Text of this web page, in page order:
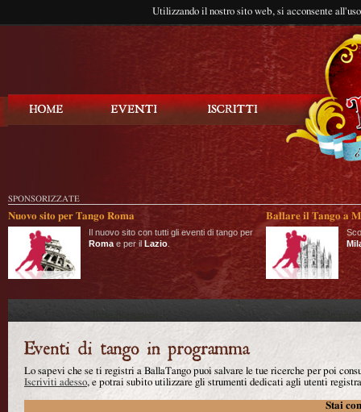
Utilizzando il nostro sito web, si acconsente
SPONSORIZZATE
Nuovo sito per Tango Roma
Il nuovo sito con tutti gli eventi di tango per
Roma e per il Lazio
Ballare il Tango a
Lo sapevi che se ti registri a BallaTango puoi salvare le tue ricerche per poi
Iscriviti adesso, e potrai subito utilizzare gli strumenti dedicati agli utenti
Stai